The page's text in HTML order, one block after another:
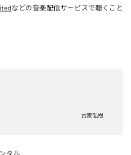
などの音楽配信サービスで聴くこと
古家弘樹
タル